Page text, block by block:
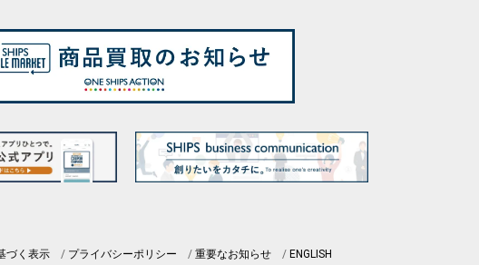
づく表示 プライバシーポリシー 重要なお知らせ ENGLISH